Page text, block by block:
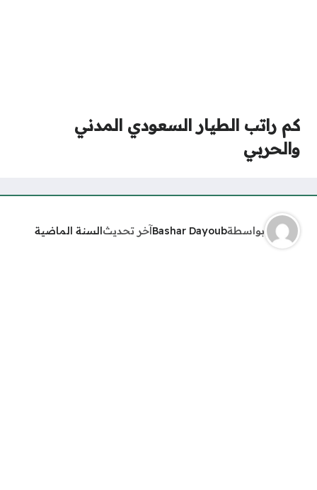
كم راتب الطيار السعودي المدني
والحربي
بواسطةBashar Dayoubآخر تحديثالسنة الماضية